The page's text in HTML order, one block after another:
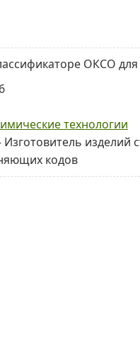
ОКСО для
технологии
изделий
кодов